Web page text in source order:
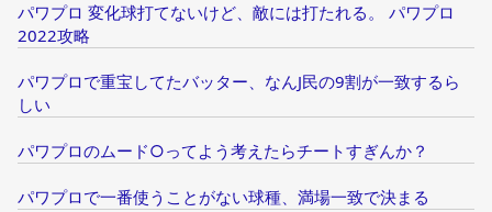
パワプロ 変化球打てないけど、敵には打たれる。 パワプロ
2022攻略
パワプロで重宝してたバッター、なんJ民の9割が一致するら
しい
パワプロのムード○ってよう考えたらチートすぎんか？
パワプロで一番使うことがない球種、満場一致で決まる